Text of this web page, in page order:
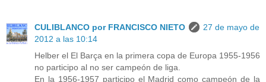
CULIBLANCO por FRANCISCO NIETO
27 de mayo de
2012 a las 10:14
Helber el El Barça en la primera copa de Europa 1955-1956
no participo al no ser campeón de liga.
En la 1956-1957 participo el Madrid como campeón de la